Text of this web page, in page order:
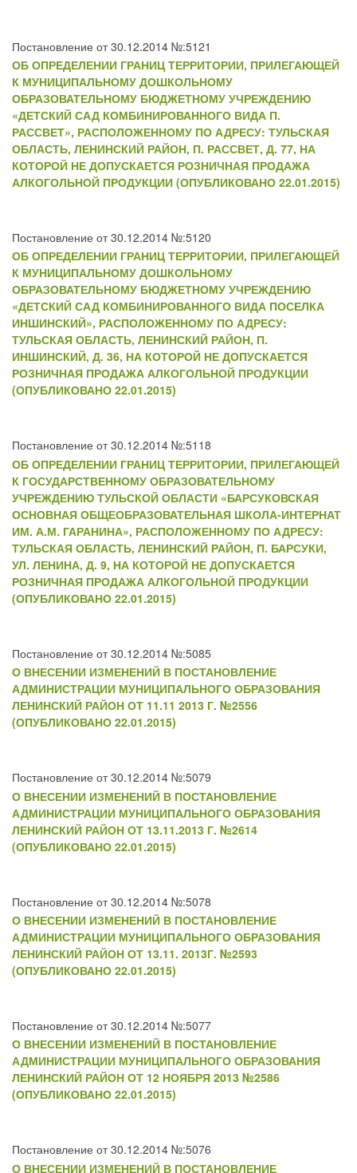
Постановление от 30.12.2014 №:5121
ОБ ОПРЕДЕЛЕНИИ ГРАНИЦ ТЕРРИТОРИИ, ПРИЛЕГАЮЩЕЙ
К МУНИЦИПАЛЬНОМУ ДОШКОЛЬНОМУ
ОБРАЗОВАТЕЛЬНОМУ БЮДЖЕТНОМУ УЧРЕЖДЕНИЮ
«ДЕТСКИЙ САД КОМБИНИРОВАННОГО ВИДА П.
РАССВЕТ», РАСПОЛОЖЕННОМУ ПО АДРЕСУ: ТУЛЬСКАЯ
ОБЛАСТЬ, ЛЕНИНСКИЙ РАЙОН, П. РАССВЕТ, Д. 77, НА
КОТОРОЙ НЕ ДОПУСКАЕТСЯ РОЗНИЧНАЯ ПРОДАЖА
АЛКОГОЛЬНОЙ ПРОДУКЦИИ (ОПУБЛИКОВАНО 22.01.2015)
Постановление от 30.12.2014 №:5120
ОБ ОПРЕДЕЛЕНИИ ГРАНИЦ ТЕРРИТОРИИ, ПРИЛЕГАЮЩЕЙ
К МУНИЦИПАЛЬНОМУ ДОШКОЛЬНОМУ
ОБРАЗОВАТЕЛЬНОМУ БЮДЖЕТНОМУ УЧРЕЖДЕНИЮ
«ДЕТСКИЙ САД КОМБИНИРОВАННОГО ВИДА ПОСЕЛКА
ИНШИНСКИЙ», РАСПОЛОЖЕННОМУ ПО АДРЕСУ:
ТУЛЬСКАЯ ОБЛАСТЬ, ЛЕНИНСКИЙ РАЙОН, П.
ИНШИНСКИЙ, Д. 36, НА КОТОРОЙ НЕ ДОПУСКАЕТСЯ
РОЗНИЧНАЯ ПРОДАЖА АЛКОГОЛЬНОЙ ПРОДУКЦИИ
(ОПУБЛИКОВАНО 22.01.2015)
Постановление от 30.12.2014 №:5118
ОБ ОПРЕДЕЛЕНИИ ГРАНИЦ ТЕРРИТОРИИ, ПРИЛЕГАЮЩЕЙ
К ГОСУДАРСТВЕННОМУ ОБРАЗОВАТЕЛЬНОМУ
УЧРЕЖДЕНИЮ ТУЛЬСКОЙ ОБЛАСТИ «БАРСУКОВСКАЯ
ОСНОВНАЯ ОБЩЕОБРАЗОВАТЕЛЬНАЯ ШКОЛА-ИНТЕРНАТ
ИМ. А.М. ГАРАНИНА», РАСПОЛОЖЕННОМУ ПО АДРЕСУ:
ТУЛЬСКАЯ ОБЛАСТЬ, ЛЕНИНСКИЙ РАЙОН, П. БАРСУКИ,
УЛ. ЛЕНИНА, Д. 9, НА КОТОРОЙ НЕ ДОПУСКАЕТСЯ
РОЗНИЧНАЯ ПРОДАЖА АЛКОГОЛЬНОЙ ПРОДУКЦИИ
(ОПУБЛИКОВАНО 22.01.2015)
Постановление от 30.12.2014 №:5085
О ВНЕСЕНИИ ИЗМЕНЕНИЙ В ПОСТАНОВЛЕНИЕ
АДМИНИСТРАЦИИ МУНИЦИПАЛЬНОГО ОБРАЗОВАНИЯ
ЛЕНИНСКИЙ РАЙОН ОТ 11.11 2013 Г. №2556
(ОПУБЛИКОВАНО 22.01.2015)
Постановление от 30.12.2014 №:5079
О ВНЕСЕНИИ ИЗМЕНЕНИЙ В ПОСТАНОВЛЕНИЕ
АДМИНИСТРАЦИИ МУНИЦИПАЛЬНОГО ОБРАЗОВАНИЯ
ЛЕНИНСКИЙ РАЙОН ОТ 13.11.2013 Г. №2614
(ОПУБЛИКОВАНО 22.01.2015)
Постановление от 30.12.2014 №:5078
О ВНЕСЕНИИ ИЗМЕНЕНИЙ В ПОСТАНОВЛЕНИЕ
АДМИНИСТРАЦИИ МУНИЦИПАЛЬНОГО ОБРАЗОВАНИЯ
ЛЕНИНСКИЙ РАЙОН ОТ 13.11. 2013Г. №2593
(ОПУБЛИКОВАНО 22.01.2015)
Постановление от 30.12.2014 №:5077
О ВНЕСЕНИИ ИЗМЕНЕНИЙ В ПОСТАНОВЛЕНИЕ
АДМИНИСТРАЦИИ МУНИЦИПАЛЬНОГО ОБРАЗОВАНИЯ
ЛЕНИНСКИЙ РАЙОН ОТ 12 НОЯБРЯ 2013 №2586
(ОПУБЛИКОВАНО 22.01.2015)
Постановление от 30.12.2014 №:5076
О ВНЕСЕНИИ ИЗМЕНЕНИЙ В ПОСТАНОВЛЕНИЕ